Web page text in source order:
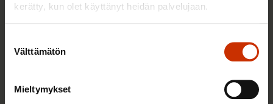
kerätty, kun olet käyttänyt heidän palvelujaan.
valinta
Välttämätön
Mieltymykset
SAK: Budjettiehdotus unohtaa työttömät